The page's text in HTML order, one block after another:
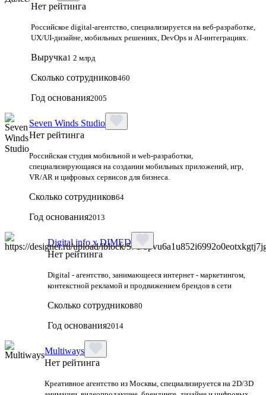
Нет рейтинга
Российское digital-агентство, специализируется на веб-разработке,
UX/UI-дизайне, мобильных решениях, DevOps и AI-интеграциях.
Выручка1 2 млрд
Сколько сотрудников460
Год основания2005
Seven Winds Studio
Нет рейтинга
Российская студия мобильной и web-разработки,
специализирующаяся на создании мобильных приложений, игр,
VR/AR и цифровых сервисов для бизнеса.
Сколько сотрудников64
Год основания2013
Digital info x DIMED
Нет рейтинга
Digital - агентство, занимающееся интернет - маркетингом,
контекстной рекламой и продвижением брендов в сети
Сколько сотрудников80
Год основания2014
Multiways
Нет рейтинга
Креативное агентство из Москвы, специализируется на 2D/3D